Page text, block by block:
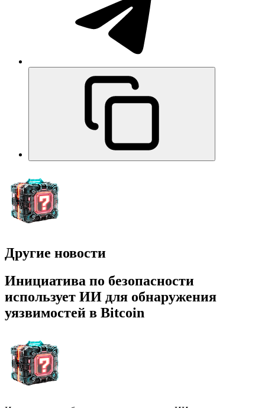
Другие новости
Инициатива по безопасности
использует ИИ для обнаружения
уязвимостей в Bitcoin